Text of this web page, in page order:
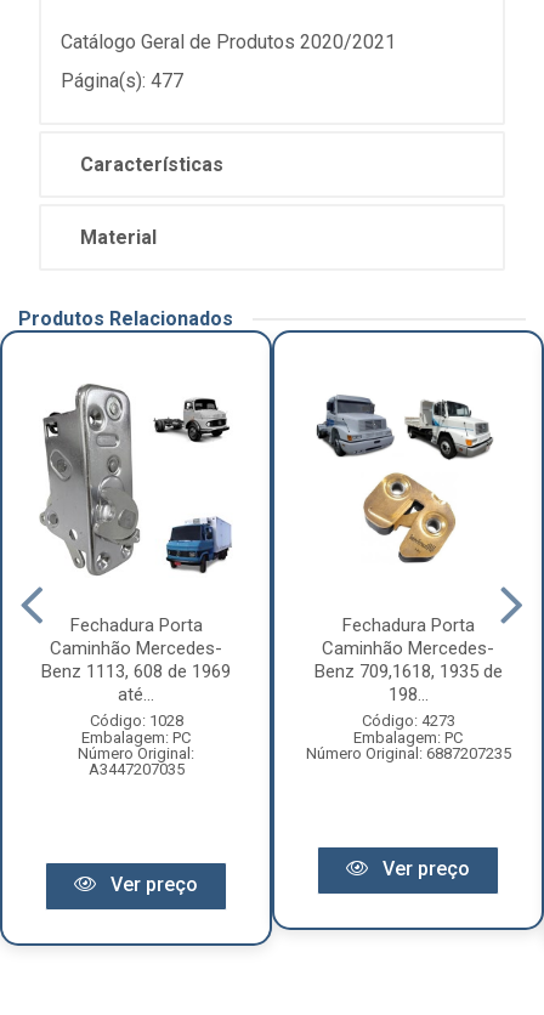
Catálogo Geral de Produtos 2020/2021
Página(s): 477
Características
Material
Produtos Relacionados
Fechadura Porta
Caminhão Mercedes-
Benz 1113, 608 de 1969
até...
Código: 1028
Embalagem: PC
Número Original:
A3447207035
Ver preço
Fechadura Porta
Caminhão Mercedes-
Benz 709,1618, 1935 de
198...
Código: 4273
Embalagem: PC
Número Original: 6887207235
Ver preço